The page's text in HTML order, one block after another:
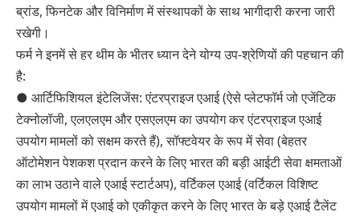
ब्रांड, फिनटेक और विनिर्माण में संस्थापकों के साथ भागीदारी करना जारी
रखेगी।
फर्म ने इनमें से हर थीम के भीतर ध्यान देने योग्य उप-श्रेणियों की पहचान की
है:
● आर्टिफिशियल इंटेलिजेंस: एंटरप्राइज एआई (ऐसे प्लेटफॉर्म जो एजेंटिक
टेक्नोलॉजी, एलएलएम और एसएलएम का उपयोग कर एंटरप्राइज एआई
उपयोग मामलों को सक्षम करते हैं), सॉफ्टवेयर के रूप में सेवा (बेहतर
ऑटोमेशन पेशकश प्रदान करने के लिए भारत की बड़ी आईटी सेवा क्षमताओं
का लाभ उठाने वाले एआई स्टार्टअप), वर्टिकल एआई (वर्टिकल विशिष्ट
उपयोग मामलों में एआई को एकीकृत करने के लिए भारत के बड़े एआई टैलेंट